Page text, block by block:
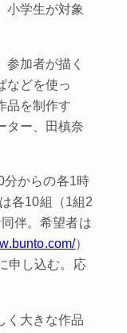
小学生が対象
加者が描く
などを使っ
品を制作す
ター、田槙奈
からの各1時
各10組（1組2
伴。希望者は
）
申し込む。応
く大きな作品